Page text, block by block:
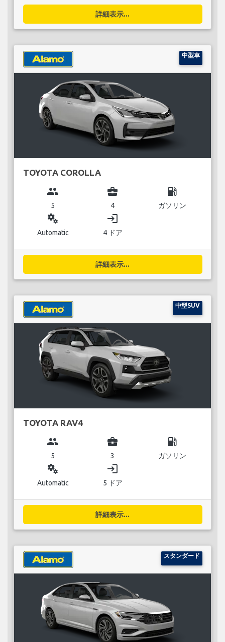
詳細表示...
中型車
TOYOTA COROLLA
group
5
business_center
4
local_gas_station
ガソリン
miscellaneous_services
Automatic
login
4 ドア
詳細表示...
中型SUV
TOYOTA RAV4
group
5
business_center
3
local_gas_station
ガソリン
miscellaneous_services
Automatic
login
5 ドア
詳細表示...
スタンダード